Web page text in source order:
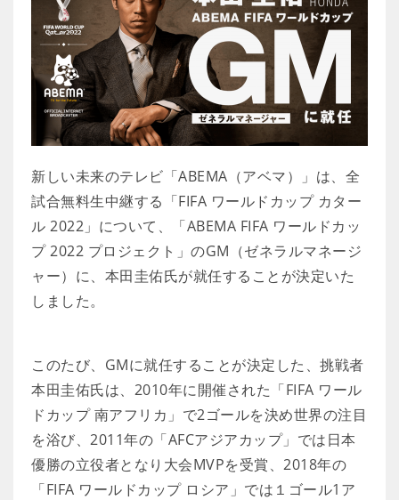
新しい未来のテレビ「ABEMA（アベマ）」は、全
試合無料生中継する「FIFA ワールドカップ カター
ル 2022」について、「ABEMA FIFA ワールドカッ
プ 2022 プロジェクト」のGM（ゼネラルマネージ
ャー）に、本田圭佑氏が就任することが決定いた
しました。
このたび、GMに就任することが決定した、挑戦者
本田圭佑氏は、2010年に開催された「FIFA ワール
ドカップ 南アフリカ」で2ゴールを決め世界の注目
を浴び、2011年の「AFCアジアカップ」では日本
優勝の立役者となり大会MVPを受賞、2018年の
「FIFA ワールドカップ ロシア」では１ゴール1ア